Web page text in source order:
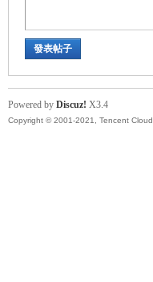
發表帖子
Powered by Discuz! X3.4
Copyright © 2001-2021, Tencent Cloud.